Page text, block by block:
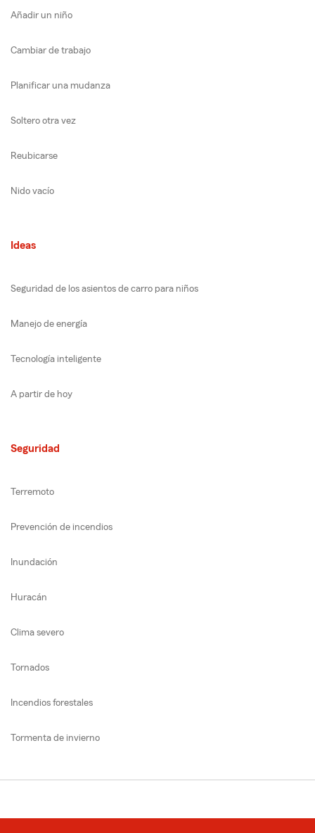
Añadir un niño
Cambiar de trabajo
Planificar una mudanza
Soltero otra vez
Reubicarse
Nido vacío
Ideas
Seguridad de los asientos de carro para niños
Manejo de energía
Tecnología inteligente
A partir de hoy
Seguridad
Terremoto
Prevención de incendios
Inundación
Huracán
Clima severo
Tornados
Incendios forestales
Tormenta de invierno